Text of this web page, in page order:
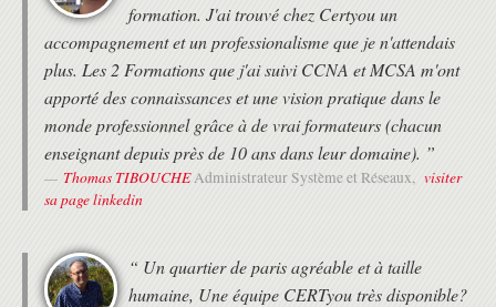
EXPLIQUER LA GESTION DE DE L'ACI CISCO
Gestion hors données
Gestion intra données
Syslog
Snmp
Sauvegarde de la configuration
Authentification, autorisation et traçabilité
Contrôle d'accès basé sur les rôles
Mise à niveau de l'ACI Cisco
LABS
Découverte de la Fabric
formation. J'ai trouvé chez Certyou un
accompagnement et un professionalisme que je n'attendais
plus. Les 2 Formations que j'ai suivi CCNA et MCSA m'ont
apporté des connaissances et une vision pratique dans le
monde professionnel grâce à de vrai formateurs (chacun
enseignant depuis près de 10 ans dans leur domaine). ”
Thomas TIBOUCHEAdministrateur Système et Réseaux, visiter
sa page linkedin
“ Un quartier de paris agréable et à taille
humaine, Une équipe CERTyou très disponible?